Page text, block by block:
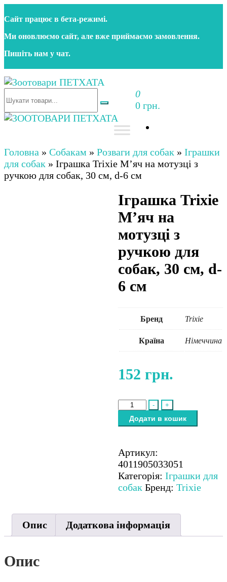
до
контенту
Сайт працює в бета‑режимі.
Ми оновлюємо сайт, але вже приймаємо замовлення.
Пишіть нам у чат.
Зоотовари ПЕТХАТА
Зоомагазин для собак та котів | Корм, іграшки,
аксесуари та догляд за тваринами. Доставка по
0
0 грн.
аксесуари та догляд за тваринами. Доставка по
Україні
Головна » Собакам » Розваги для собак » Іграшки
для собак » Іграшка Trixie М’яч на мотузці з
ручкою для собак, 30 см, d-6 см
Іграшка Trixie
М’яч на
мотузці з
ручкою для
собак, 30 см, d-
6 см
Бренд Trixie
Країна Німеччина
152 грн.
-
Іграшка
Trixie
М'яч
мотузці
з
ручкою
для
см,
d-
+
Додати в кошик
Артикул:
4011905033051
Категорія: Іграшки для
собак Бренд: Trixie
Опис Додаткова інформація
Опис